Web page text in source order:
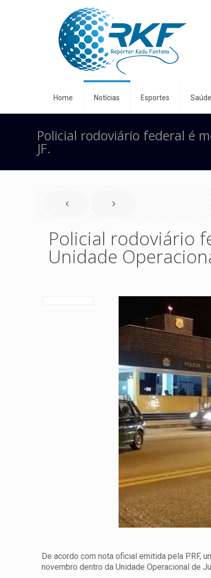
Home Notícias Esportes
Policial rodoviário federal é
JF.
Policial rodoviário
Unidade
De acordo com nota oficial emitida pela PRF,
novembro dentro da Unidade Operacional de